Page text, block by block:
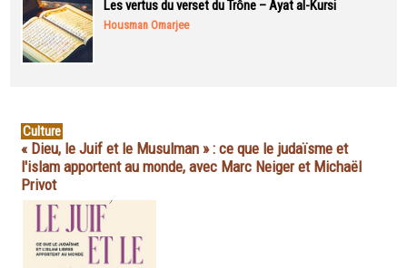
Les vertus du verset du Trône – Ayat al-Kursi
Housman Omarjee
Culture
« Dieu, le Juif et le Musulman » : ce que le judaïsme et
l'islam apportent au monde, avec Marc Neiger et Michaël
Privot